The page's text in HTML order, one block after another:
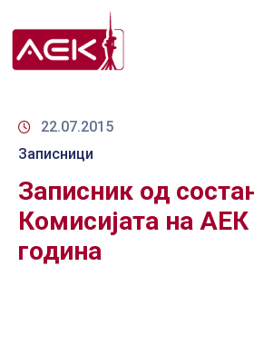
ЗА
ДОКУМЕНТИ
РФ
СПЕКТАР
22.07.2015
Записници
Записник од
Комисијата на АЕК
година